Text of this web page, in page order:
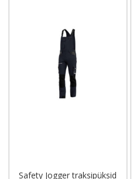
Safety Jogger traksipüksid